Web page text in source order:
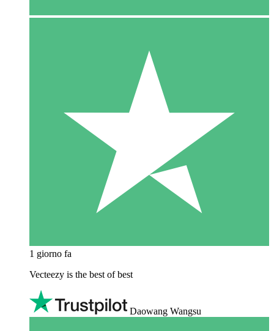
1 giorno fa
Vecteezy is the best of best
Daowang Wangsu